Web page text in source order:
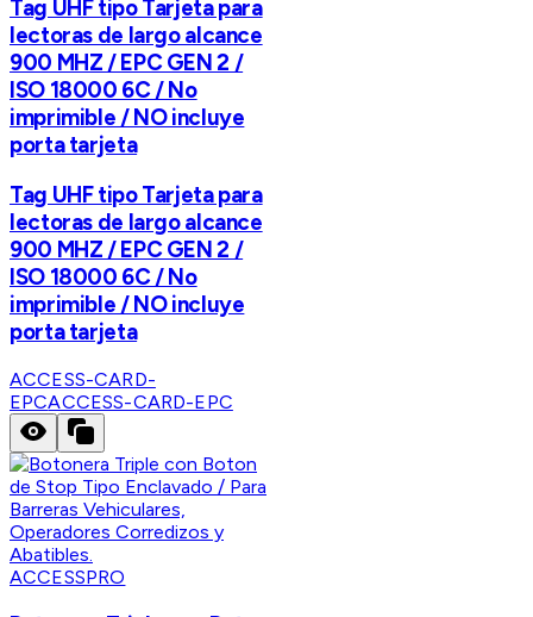
Tag UHF tipo Tarjeta para
lectoras de largo alcance
900 MHZ / EPC GEN 2 /
ISO 18000 6C / No
imprimible / NO incluye
porta tarjeta
Tag UHF tipo Tarjeta para
lectoras de largo alcance
900 MHZ / EPC GEN 2 /
ISO 18000 6C / No
imprimible / NO incluye
porta tarjeta
ACCESS-CARD-
EPCACCESS-CARD-EPC
ACCESSPRO